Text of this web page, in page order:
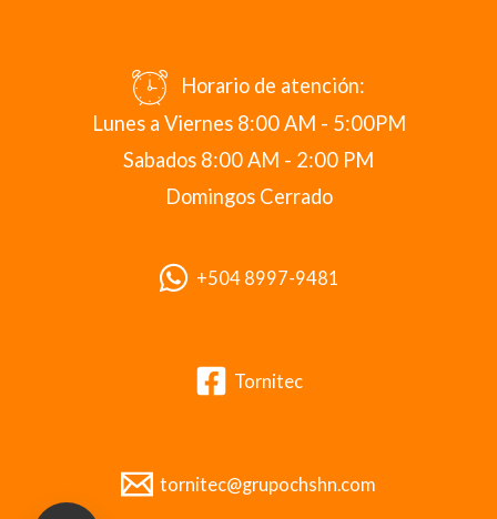
Horario de atención:
Lunes a Viernes 8:00 AM - 5:00PM
Sabados 8:00 AM - 2:00 PM
Domingos Cerrado
+504 8997-9481
Tornitec
tornitec@grupochshn.com